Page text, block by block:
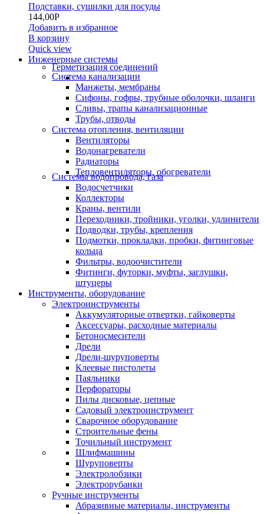
Подставки, сушилки для посуды
144,00Р
Добавить в избранное
В корзину
Quick view
Инженерные системы
Герметизация соединений
Система канализации
Манжеты, мембраны
Сифоны, гофры, трубные оболочки, шланги
Сливы, трапы канализационные
Трубы, отводы
Система отопления, вентиляции
Вентиляторы
Водонагреватели
Радиаторы
Тепловентиляторы, обогреватели
Системы водопровода, газа
Водосчетчики
Коллекторы
Краны, вентили
Переходники, тройники, уголки, удлинители
Подводки, трубы, крепления
Подмотки, прокладки, пробки, фитинговые
кольца
Фильтры, водоочистители
Фитинги, футорки, муфты, заглушки,
штуцеры
Инструменты, оборудование
Электроинструменты
Аккумуляторные отвертки, гайковерты
Аксессуары, расходные материалы
Бетоносмесители
Дрели
Дрели-шуруповерты
Клеевые пистолеты
Паяльники
Перфораторы
Пилы дисковые, цепные
Садовый электроинструмент
Сварочное оборудование
Строительные фены
Точильный инструмент
Шлифмашины
Шуруповерты
Электролобзики
Электрорубанки
Ручные инструменты
Абразивные материалы, инструменты